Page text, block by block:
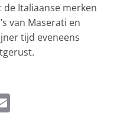
Italiaanse merken
van Maserati en
tijd eveneens